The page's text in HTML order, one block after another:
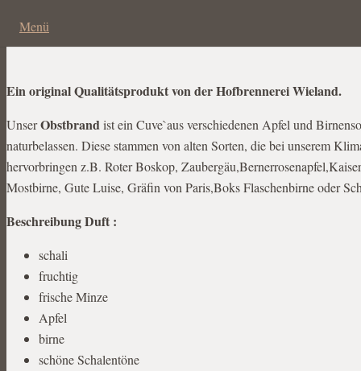
Menü
Ein original Qualitätsprodukt von der Hofbrennerei Wieland.
UnserObstbrandist ein Cuve`aus verschiedenen Apfel und
naturbelassen. Diese stammen von alten Sorten, die bei unserem
hervorbringen z.B. Roter Boskop,
Mostbirne, Gute Luise, Gräfin von Paris,Boks Flaschenbirne oder
Beschreibung Duft :
schali
fruchtig
frische Minze
Apfel
birne
schöne Schalentöne